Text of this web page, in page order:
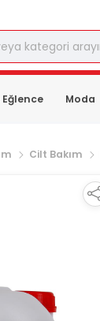
Moda
Cilt Bakım